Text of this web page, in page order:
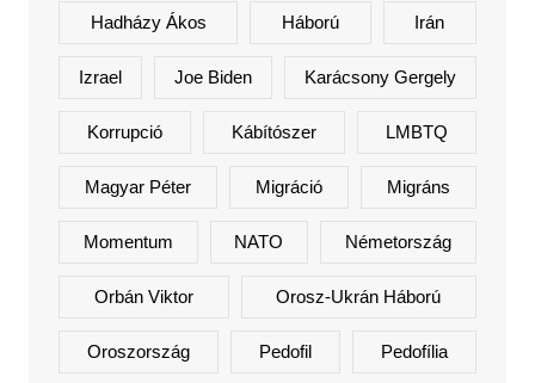
Hadházy Ákos Háború Irán
Izrael Joe Biden Karácsony Gergely
Korrupció Kábítószer LMBTQ
Magyar Péter Migráció Migráns
Momentum NATO Németország
Orbán Viktor Orosz-Ukrán Háború
Oroszország Pedofil Pedofília